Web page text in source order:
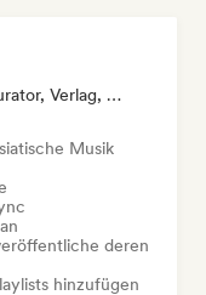
Label, Mentorin, Playlist-Kurator, Verlag, Sync Supervisor
Musik
deren
hinzufügen